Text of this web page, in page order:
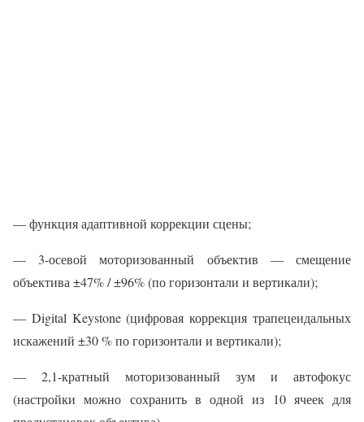
— функция адаптивной коррекции сцены;
— 3-осевой моторизованный объектив — смещение
объектива ±47% / ±96% (по горизонтали и вертикали);
— Digital Keystone (цифровая коррекция трапецеидальных
искажений ±30 % по горизонтали и вертикали);
— 2,1-кратный моторизованный зум и автофокус
(настройки можно сохранить в одной из 10 ячеек для